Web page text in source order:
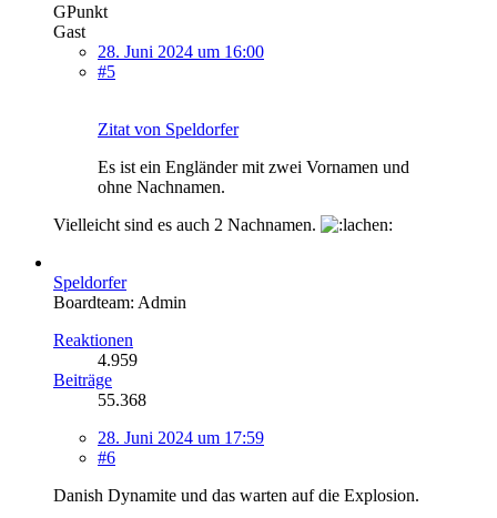
GPunkt
Gast
28. Juni 2024 um 16:00
#5
Zitat von Speldorfer
Es ist ein Engländer mit zwei Vornamen und
ohne Nachnamen.
Vielleicht sind es auch 2 Nachnamen.
Speldorfer
Boardteam: Admin
Reaktionen
4.959
Beiträge
55.368
28. Juni 2024 um 17:59
#6
Danish Dynamite und das warten auf die Explosion.